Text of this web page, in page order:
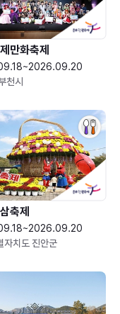
만화축제
천시
축제
자치도 진안군